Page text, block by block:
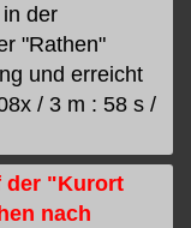
der
"Rathen"
und erreicht
/ 3 m : 58 s /
der "Kurort
nach